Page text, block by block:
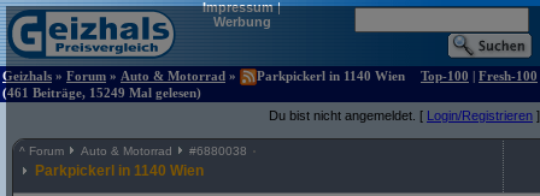
Impressum|
Werbung
Geizhals » Forum » Auto & Motorrad »
Parkpickerl in 1140 Wien
(461 Beiträge, 15249 Mal gelesen)
Top-100 | Fresh-100
Du bist nicht angemeldet. [ Login/Registrieren ]
^ Forum Auto & Motorrad #6880038
Parkpickerl in 1140 Wien